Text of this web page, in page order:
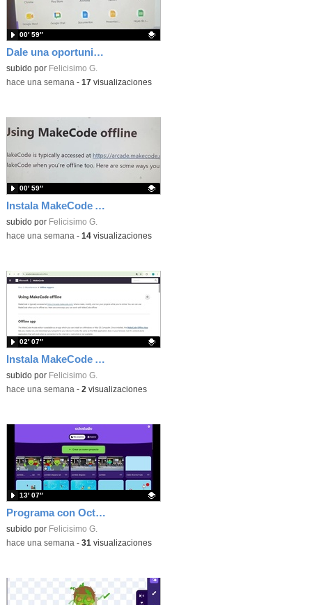
Dale una oportunidad a los Chromebooks y utiliza un proyector para realizar talleres si no tienes pantallas táctiles
Contenido educativo.
subido por Felicisimo G.
00′ 59″
-hace una semana - 17 visualizaciones
Instala MakeCode Arcade para trabajar offline en tu tablet, ordenador, Chromebook
Contenido educativo.
subido por Felicisimo G.
00′ 59″
-hace una semana - 14visualizaciones
Instala MakeCode Arcade offline para programar grandes juegos sin necesidad de Internet
Contenido educativo.
subido por Felicisimo G.
02′ 07″
-hace una semana - 2 visualizaciones
Programa con OctoStudio, un juego de disparos contra Zombies con un cargador basado en el House of the dead
Contenido educativo.
subido por Felicisimo G.
13′ 07″
-hace una semana - 31 visualizaciones